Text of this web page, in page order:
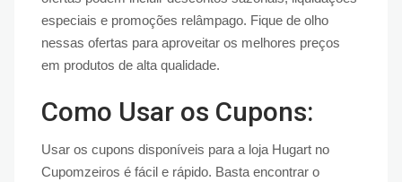
especiais e promoções relâmpago. Fique de olho
nessas ofertas para aproveitar os melhores preços
em produtos de alta qualidade.
Como Usar os Cupons:
Usar os cupons disponíveis para a loja Hugart no
Cupomzeiros é fácil e rápido. Basta encontrar o